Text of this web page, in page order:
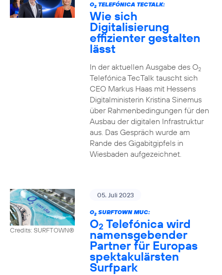
O2TELEFÓNICA TECTALK:
Wie sich
Digitalisierung
effizienter gestalten
lässt
In der aktuellen Ausgabe des O2
Telefónica TecTalk tauscht sich
CEO Markus Haas mit Hessens
Digitalministerin Kristina Sinemus
über Rahmenbedingungen für den
Ausbau der digitalen Infrastruktur
aus. Das Gespräch wurde am
Rande des Gigabitgipfels in
Wiesbaden aufgezeichnet.
Credits: SURFTOWN®
05. Juli 2023
O2SURFTOWN MUC:
O2 Telefónica wird
namensgebender
Partner für Europas
spektakulärsten
Surfpark